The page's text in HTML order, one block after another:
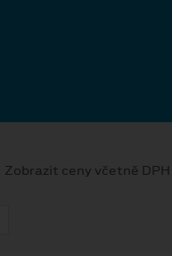
Zobrazit ceny včetně DPH